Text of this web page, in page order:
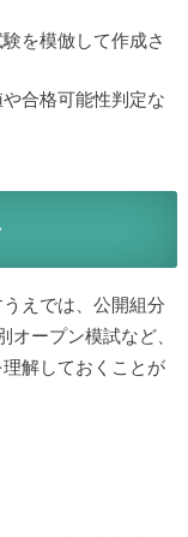
を模倣して作成さ
合格可能性判定な
えでは、公開組分
オープン模試など、
解しておくことが